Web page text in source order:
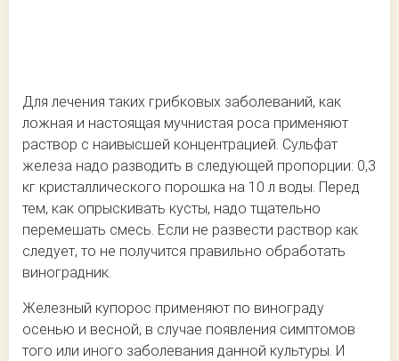
Для лечения таких грибковых заболеваний, как
ложная и настоящая мучнистая роса применяют
раствор с наивысшей концентрацией. Сульфат
железа надо разводить в следующей пропорции: 0,3
кг кристаллического порошка на 10 л воды. Перед
тем, как опрыскивать кусты, надо тщательно
перемешать смесь. Если не развести раствор как
следует, то не получится правильно обработать
виноградник.
Железный купорос применяют по винограду
осенью и весной, в случае появления симптомов
того или иного заболевания данной культуры. И